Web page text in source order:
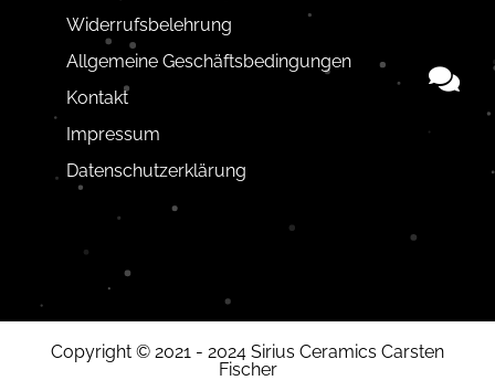
Widerrufsbelehrung
Allgemeine Geschäftsbedingungen
Kontakt
Impressum
Datenschutzerklärung
Copyright © 2021 - 2024 Sirius Ceramics Carsten
Fischer